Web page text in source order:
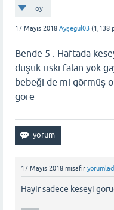
oy
17 Mayıs 2018 Ayşegül03 (1,138
Bende 5 . Haftada
düşük riski falan yok
bebeği de mi görmüş
gore
17 Mayıs 2018 misafir
Hayir sadece keseyi